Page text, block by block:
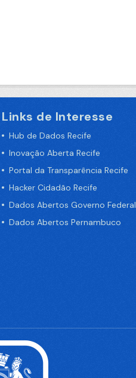
Links de Interesse
Hub de Dados Recife
Inovação Aberta Recife
Portal da Transparência Recife
Hacker Cidadão Recife
Dados Abertos Governo Federal
Dados Abertos Pernambuco